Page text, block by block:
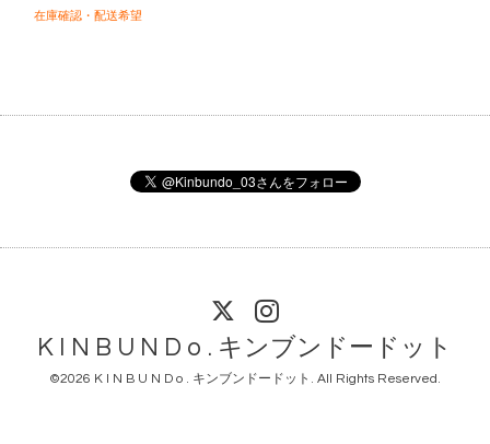
在庫確認・配送希望
K I N B U N D o . キンブンドードット
©2026 K I N B U N D o . キンブンドードット . All Rights Reserved.